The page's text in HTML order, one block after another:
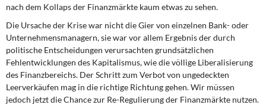
Über mich
Kontakt
nach dem Kollaps der Finanzmärkte kaum etwas zu sehen.
Die Ursache der Krise war nicht die Gier von einzelnen Bank- oder
Unternehmensmanagern, sie war vor allem Ergebnis der durch
politische Entscheidungen verursachten grundsätzlichen
Fehlentwicklungen des Kapitalismus, wie die völlige Liberalisierung
des Finanzbereichs. Der Schritt zum Verbot von ungedeckten
Leerverkäufen mag in die richtige Richtung gehen. Wir müssen
jedoch jetzt die Chance zur Re-Regulierung der Finanzmärkte nutzen.